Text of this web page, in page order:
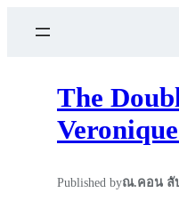
The
Published byณ.คอน ลั